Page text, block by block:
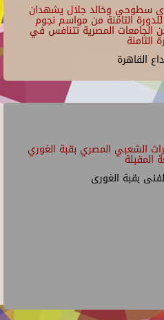
سطوحي وخالد جلال يشهدان
الثامنة من مواسم نجوم
130 عرضًا من الجامعات المصرية تتنافس في
الثامنة
القاهرة
الشعبي المصري بقبة الغوري
المقبلة
بقبة الغورى